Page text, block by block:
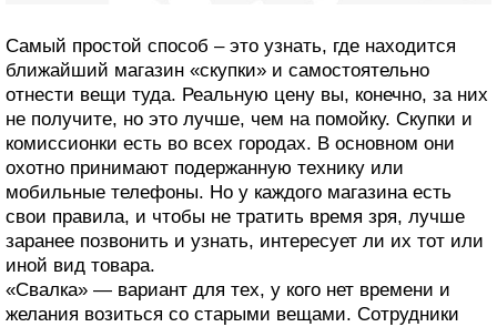
Самый простой способ – это узнать, где находится
ближайший магазин «скупки» и самостоятельно
отнести вещи туда. Реальную цену вы, конечно, за них
не получите, но это лучше, чем на помойку. Скупки и
комиссионки есть во всех городах. В основном они
охотно принимают подержанную технику или
мобильные телефоны. Но у каждого магазина есть
свои правила, и чтобы не тратить время зря, лучше
заранее позвонить и узнать, интересует ли их тот или
иной вид товара.
«Свалка» — вариант для тех, у кого нет времени и
желания возиться со старыми вещами. Сотрудники